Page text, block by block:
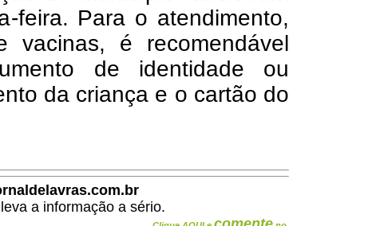
feira. Para o atendimento,
vacinas, é recomendável
de identidade ou
da criança e o cartão do
a informação a sério.